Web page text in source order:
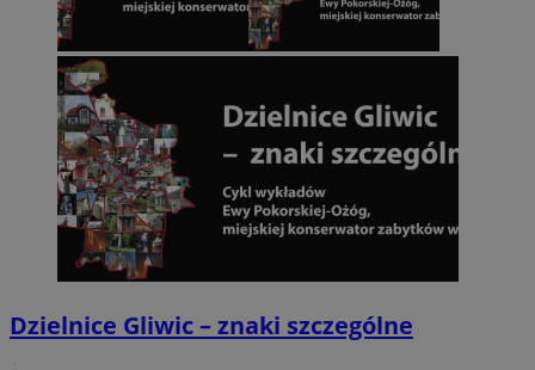
Dzielnice Gliwic – znaki szczególne